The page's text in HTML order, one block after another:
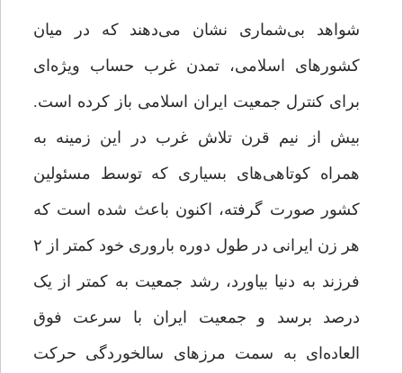
شواهد بی‌شماری نشان می‌دهند که در میان
کشورهای اسلامی، تمدن غرب حساب ویژه‌ای
برای کنترل جمعیت ایران اسلامی باز کرده است.
بیش از نیم قرن تلاش غرب در این زمینه به
همراه کوتاهی‌های بسیاری که توسط مسئولین
کشور صورت گرفته، اکنون باعث شده است که
هر زن ایرانی در طول دوره باروری خود کمتر از ۲
فرزند به دنیا بیاورد، رشد جمعیت به کمتر از یک
درصد برسد و جمعیت ایران با سرعت فوق
العاده‌ای به سمت مرزهای سالخوردگی حرکت